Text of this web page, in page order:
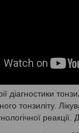
діагностики
тонзиліту.
реакції.